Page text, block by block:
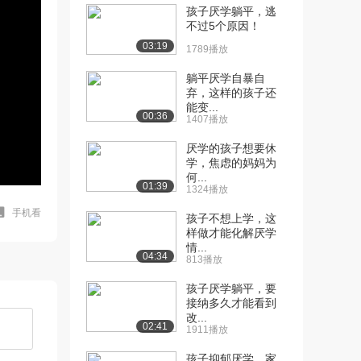
手机看
03:19
孩子厌学躺平，逃
不过5个原因！
1789播放
00:36
躺平厌学自暴自
弃，这样的孩子还
能变...
1407播放
01:39
厌学的孩子想要休
学，焦虑的妈妈为
何...
1324播放
04:34
孩子不想上学，这
样做才能化解厌学
情...
813播放
02:41
孩子厌学躺平，要
接纳多久才能看到
改...
1911播放